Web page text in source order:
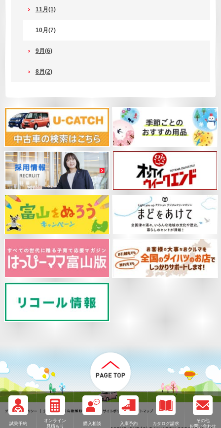
試乗予約
オンライン
見積もり
購入相談 入庫予約 カタログ請求
その他
お問い合わせ
11月(1)
10月(7)
9月(6)
8月(2)